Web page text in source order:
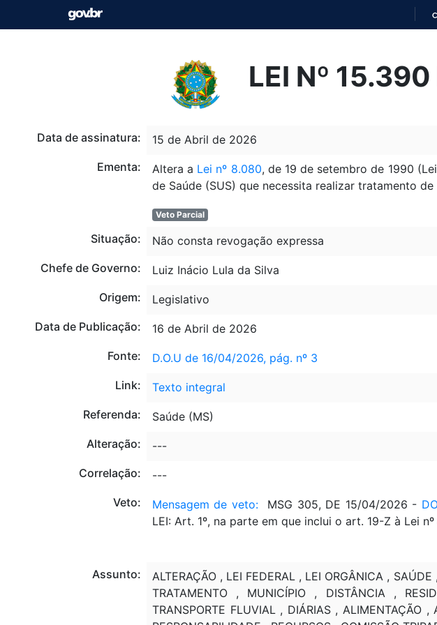
LEI Nº
Data de assinatura:
15 de Abril de 2026
Ementa:
Altera a Lei nº 8.080, de 19 de setembro de 1990
de Saúde (SUS) que necessita realizar tratamento
Veto Parcial
Situação:
Não consta revogação expressa
Chefe de Governo:
Luiz Inácio Lula da Silva
Origem:
Legislativo
Data de Publicação:
16 de Abril de 2026
Fonte:
D.O.U de 16/04/2026, pág. nº 3
Link:
Texto integral
Referenda:
Saúde (MS)
Alteração:
---
Correlação:
---
Veto:
Mensagem de veto:MSG 305, DE 15/04/2026 -
LEI: Art. 1º, na parte em que inclui o art. 19-Z à Lei
Assunto:
ALTERAÇÃO , LEI FEDERAL , LEI ORGÂNICA ,
TRATAMENTO , MUNICÍPIO , DISTÂNCIA ,
TRANSPORTE FLUVIAL , DIÁRIAS , ALIMENTAÇÃO